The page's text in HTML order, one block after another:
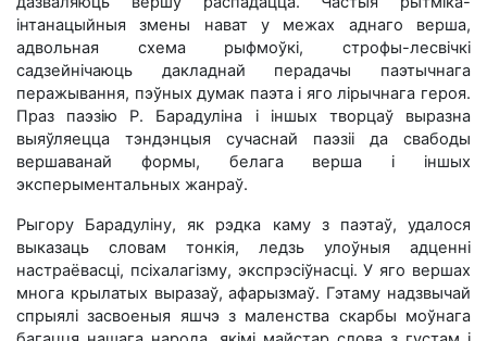
інтанацыйныя змены нават у межах аднаго верша,
адвольная схема рыфмоўкі, строфы-лесвічкі
садзейнічаюць дакладнай перадачы паэтычнага
перажывання, пэўных думак паэта і яго лірычнага героя.
Праз паэзію Р. Барадуліна і іншых творцаў выразна
выяўляецца тэндэнцыя сучаснай паэзіі да свабоды
вершаванай формы, белага верша і іншых
эксперыментальных жанраў.
Рыгору Барадуліну, як рэдка каму з паэтаў, удалося
выказаць словам тонкія, ледзь улоўныя адценні
настраёвасці, псіхалагізму, экспрэсіўнасці. У яго вершах
многа крылатых выразаў, афарызмаў. Гэтаму надзвычай
спрыялі засвоеныя яшчэ з маленства скарбы моўнага